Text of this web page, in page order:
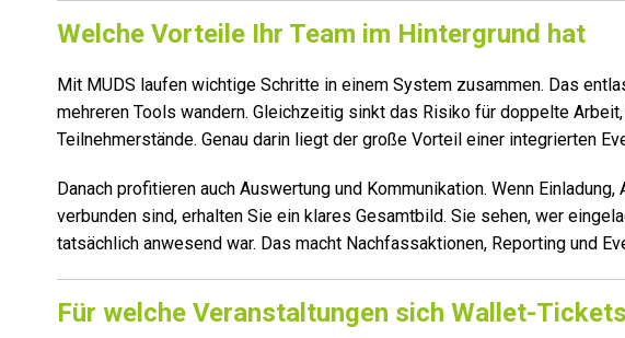
Welche Vorteile Ihr Team im Hintergrund hat
Mit MUDS laufen wichtige Schritte in einem System zusammen. Das
mehreren Tools wandern. Gleichzeitig sinkt das Risiko für doppelte
Teilnehmerstände. Genau darin liegt der große Vorteil einer integrierten
Danach profitieren auch Auswertung und Kommunikation. Wenn
verbunden sind, erhalten Sie ein klares Gesamtbild. Sie sehen, wer
tatsächlich anwesend war. Das macht Nachfassaktionen, Reporting und
Für welche Veranstaltungen sich Wallet-